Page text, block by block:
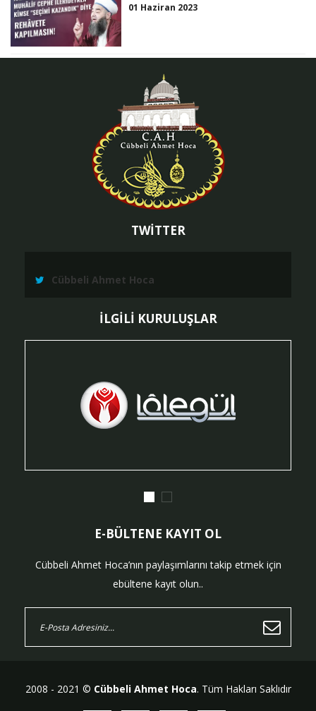
01 Haziran 2023
TWİTTER
Cübbeli Ahmet Hoca
İLGİLİ KURULUŞLAR
E-BÜLTENE KAYIT OL
Cübbeli Ahmet Hoca’nın paylaşımlarını takip etmek için
ebültene kayıt olun..
2008 - 2021 © Cübbeli Ahmet Hoca. Tüm Hakları Saklıdır